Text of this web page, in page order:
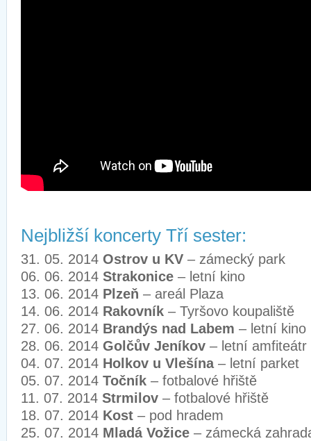
Nejbližší koncerty Tří sester:
31. 05. 2014 Ostrov u KV – zámecký park
06. 06. 2014 Strakonice – letní kino
13. 06. 2014 Plzeň – areál Plaza
14. 06. 2014 Rakovník – Tyršovo koupaliště
27. 06. 2014 Brandýs nad Labem – letní kino
28. 06. 2014 Golčův Jeníkov – letní amfiteátr
04. 07. 2014 Holkov u Vlešína– letní parket
05. 07. 2014 Točník – fotbalové hřiště
11. 07. 2014 Strmilov – fotbalové hřiště
18. 07. 2014 Kost – pod hradem
25. 07. 2014 Mladá Vožice – zámecká